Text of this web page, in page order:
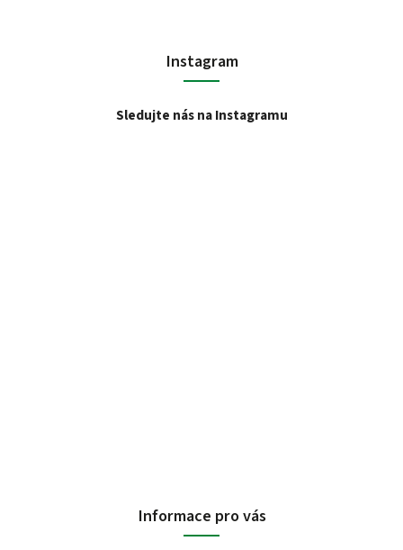
Instagram
Sledujte nás na Instagramu
Informace pro vás